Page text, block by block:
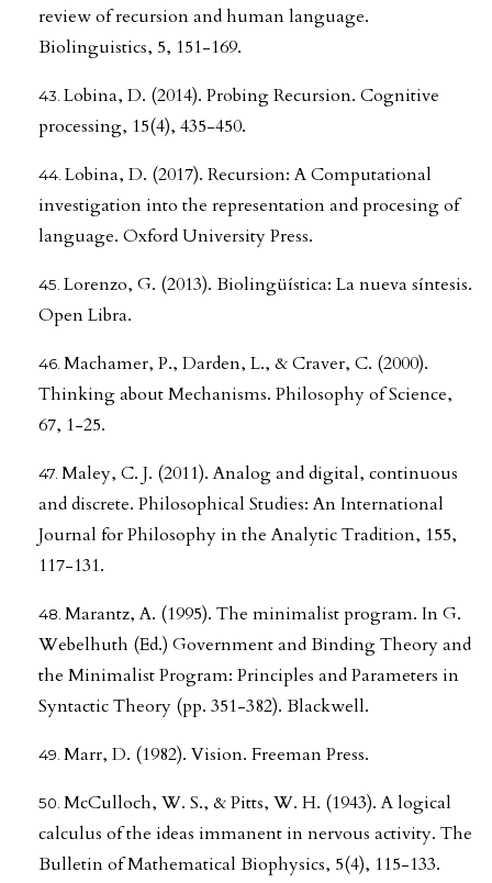
review of recursion and human language.
Biolinguistics, 5, 151-169.
Lobina, D. (2014). Probing Recursion. Cognitive
processing, 15(4), 435-450.
Lobina, D. (2017). Recursion: A Computational
investigation into the representation and procesing of
language. Oxford University Press.
Lorenzo, G. (2013). Biolingüística: La nueva síntesis.
Open Libra.
Machamer, P., Darden, L., & Craver, C. (2000).
Thinking about Mechanisms. Philosophy of Science,
67, 1-25.
Maley, C. J. (2011). Analog and digital, continuous
and discrete. Philosophical Studies: An International
Journal for Philosophy in the Analytic Tradition, 155,
117-131.
Marantz, A. (1995). The minimalist program. In G.
Webelhuth (Ed.) Government and Binding Theory and
the Minimalist Program: Principles and Parameters in
Syntactic Theory (pp. 351-382). Blackwell.
Marr, D. (1982). Vision. Freeman Press.
McCulloch, W. S., & Pitts, W. H. (1943). A logical
calculus of the ideas immanent in nervous activity. The
Bulletin of Mathematical Biophysics, 5(4), 115-133.